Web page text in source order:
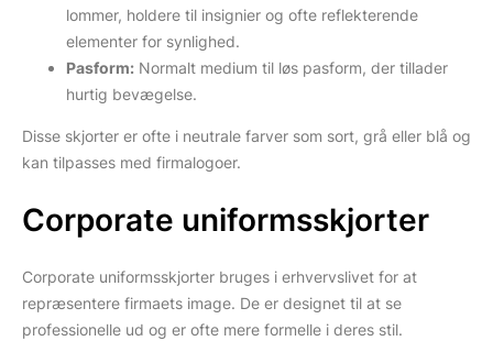
lommer, holdere til insignier og ofte reflekterende
elementer for synlighed.
Pasform: Normalt medium til løs pasform, der tillader
hurtig bevægelse.
Disse skjorter er ofte i neutrale farver som sort, grå eller blå og
kan tilpasses med firmalogoer.
Corporate uniformsskjorter
Corporate uniformsskjorter bruges i erhvervslivet for at
repræsentere firmaets image. De er designet til at se
professionelle ud og er ofte mere formelle i deres stil.